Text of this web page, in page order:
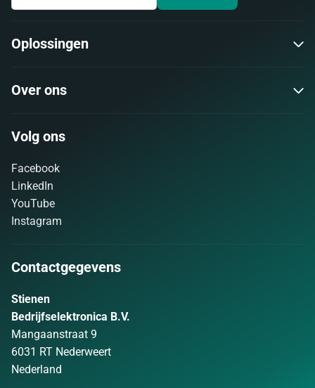
Oplossingen
Over ons
Volg ons
Facebook
LinkedIn
YouTube
Instagram
Contactgegevens
Stienen
Bedrijfselektronica B.V.
Mangaanstraat 9
6031 RT Nederweert
Nederland